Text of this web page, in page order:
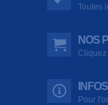
Toutes
NOS
Pour